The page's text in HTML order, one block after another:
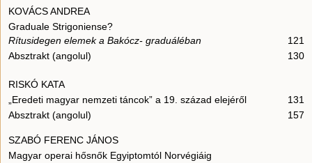
KOVÁCS ANDREA
Graduale Strigoniense?
Rítusidegen elemek a Bakócz- graduáléban
121
Absztrakt (angolul)
130
RISKÓ KATA
„Eredeti magyar nemzeti táncok” a 19. század elejéről
131
Absztrakt (angolul)
157
SZABÓ FERENC JÁNOS
Magyar operai hősnők Egyiptomtól Norvégiáig